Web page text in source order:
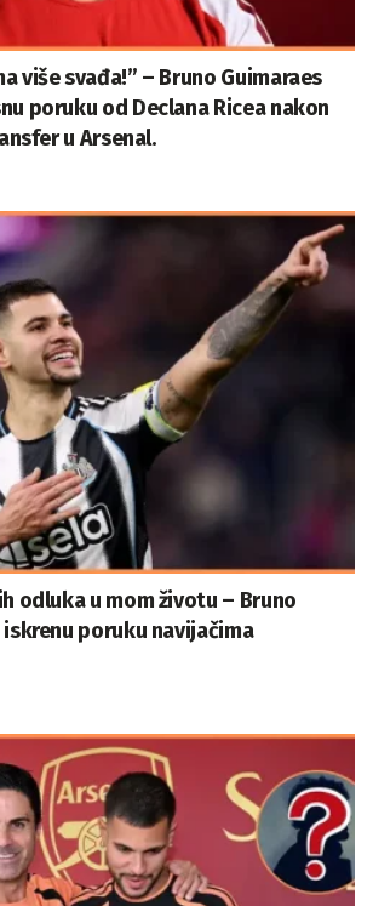
više svađa!” – Bruno Guimaraes
poruku od Declana Ricea nakon
u Arsenal.
odluka u mom životu – Bruno
iskrenu poruku navijačima